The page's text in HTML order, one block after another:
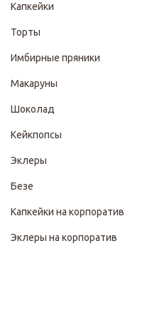
Капкейки
Торты
Имбирные пряники
Макаруны
Шоколад
Кейкпопсы
Эклеры
Безе
Капкейки на корпоратив
Эклеры на корпоратив